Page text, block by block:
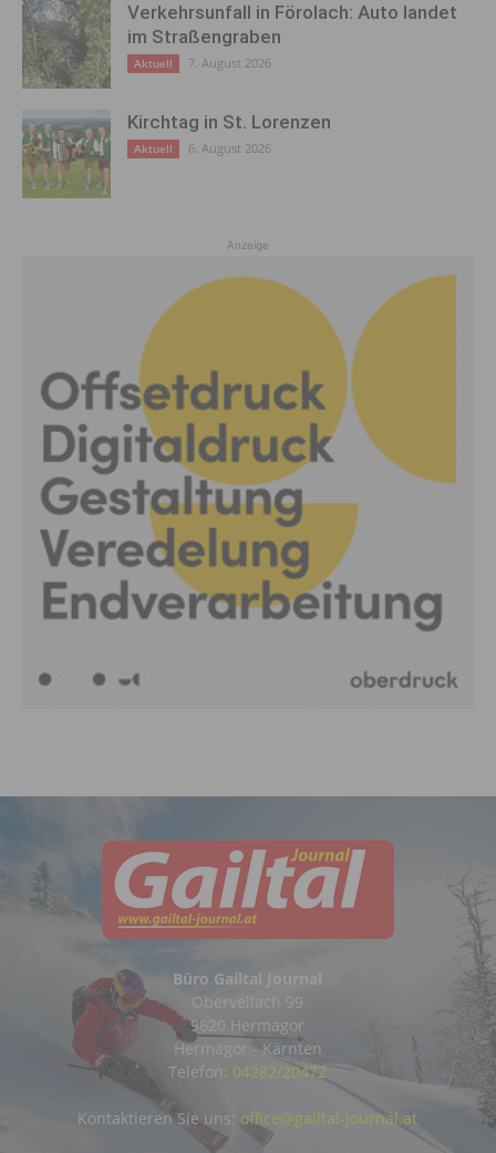
Verkehrsunfall in Förolach: Auto landet
im Straßengraben
Aktuell 7. August 2026
Kirchtag in St. Lorenzen
Aktuell 6. August 2026
Anzeige
Büro Gailtal Journal
Obervellach 99
9620 Hermagor
Hermagor - Kärnten
Telefon: 04282/20472
Kontaktieren Sie uns: office@gailtal-journal.at